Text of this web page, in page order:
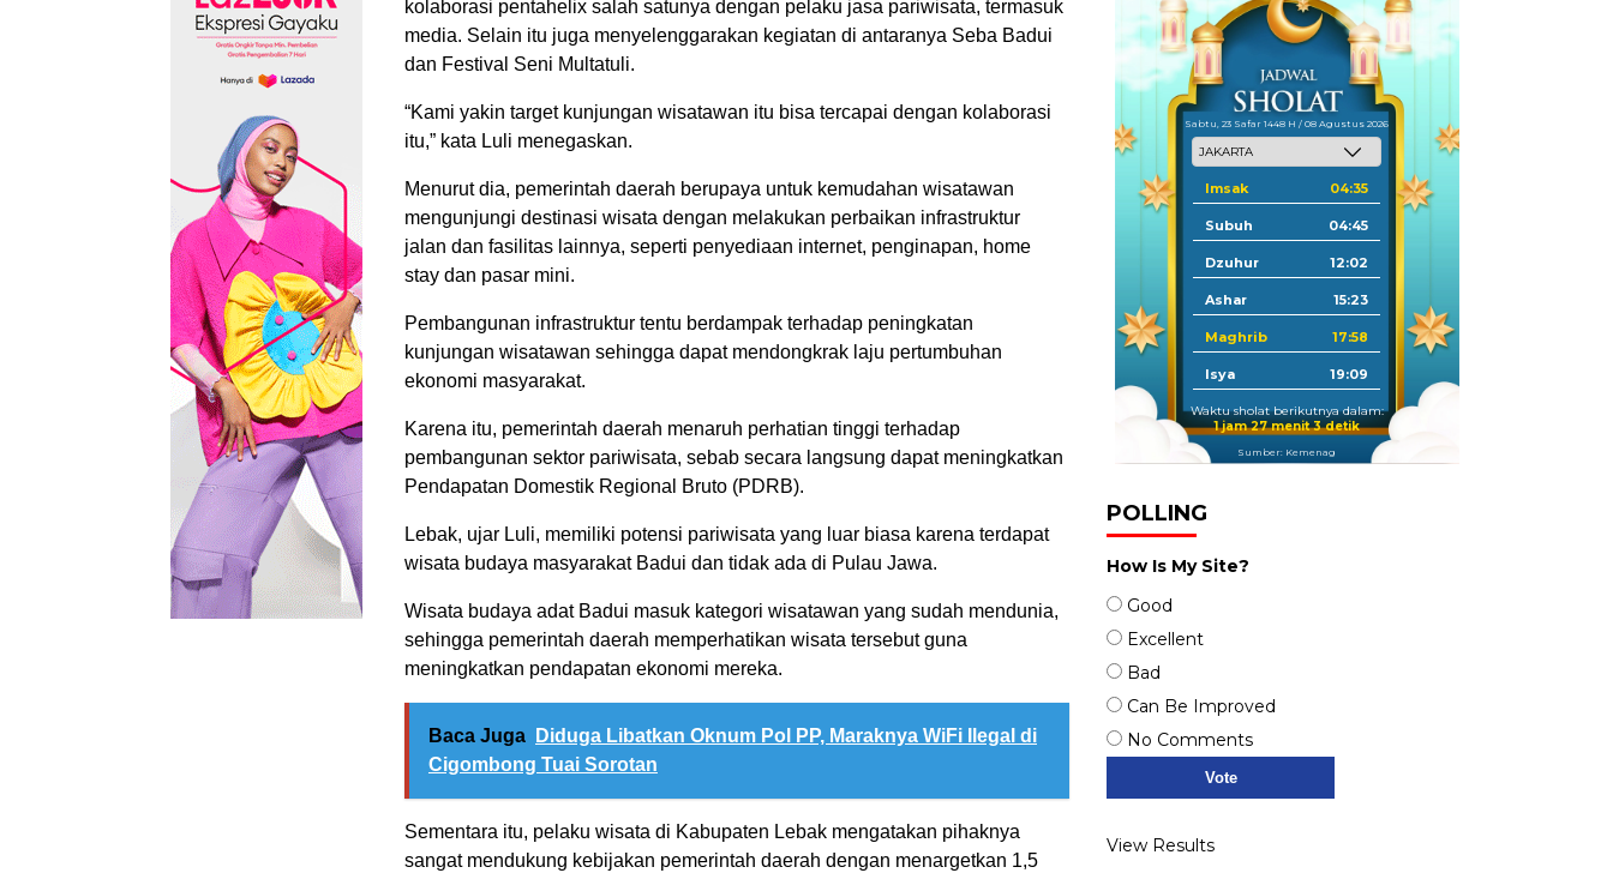
kolaborasi pentahelix salah satunya dengan pelaku jasa pariwisata, termasuk
media. Selain itu juga menyelenggarakan kegiatan di antaranya Seba Badui
dan Festival Seni Multatuli.
“Kami yakin target kunjungan wisatawan itu bisa tercapai dengan kolaborasi
itu,” kata Luli menegaskan.
Menurut dia, pemerintah daerah berupaya untuk kemudahan wisatawan
mengunjungi destinasi wisata dengan melakukan perbaikan infrastruktur
jalan dan fasilitas lainnya, seperti penyediaan internet, penginapan, home
stay dan pasar mini.
Pembangunan infrastruktur tentu berdampak terhadap peningkatan
kunjungan wisatawan sehingga dapat mendongkrak laju pertumbuhan
ekonomi masyarakat.
Karena itu, pemerintah daerah menaruh perhatian tinggi terhadap
pembangunan sektor pariwisata, sebab secara langsung dapat meningkatkan
Pendapatan Domestik Regional Bruto (PDRB).
Lebak, ujar Luli, memiliki potensi pariwisata yang luar biasa karena terdapat
wisata budaya masyarakat Badui dan tidak ada di Pulau Jawa.
Wisata budaya adat Badui masuk kategori wisatawan yang sudah mendunia,
sehingga pemerintah daerah memperhatikan wisata tersebut guna
meningkatkan pendapatan ekonomi mereka.
Baca Juga
Diduga Libatkan Oknum Pol PP, Maraknya WiFi Ilegal di
Cigombong Tuai Sorotan
Sementara itu, pelaku wisata di Kabupaten Lebak mengatakan pihaknya
sangat mendukung kebijakan pemerintah daerah dengan menargetkan 1,5
Sabtu, 23 Safar 1448 H / 08 Agustus 2026
Imsak 04:35
Subuh 04:45
Dzuhur 12:02
Ashar 15:23
Maghrib 17:58
Isya 19:09
Waktu sholat berikutnya dalam:
1 jam 27 menit 1 detik
Sumber: Kemenag
POLLING
How Is My Site?
Good
Excellent
Bad
Can Be Improved
No Comments
View Results